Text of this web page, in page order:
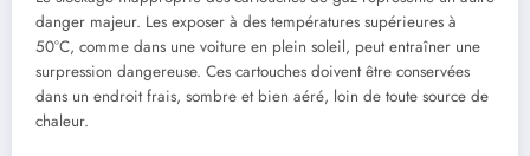
danger majeur. Les exposer à des températures supérieures à
50°C, comme dans une voiture en plein soleil, peut entraîner une
surpression dangereuse. Ces cartouches doivent être conservées
dans un endroit frais, sombre et bien aéré, loin de toute source de
chaleur.